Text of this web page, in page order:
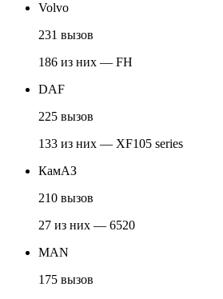
Volvo
231 вызов
186 из них — FH
DAF
225 вызов
133 из них — XF105 series
КамАЗ
210 вызов
27 из них — 6520
MAN
175 вызов